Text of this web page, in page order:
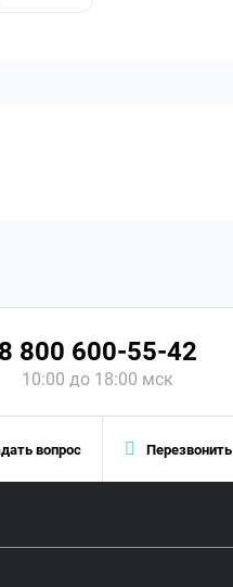
вопрос Перезвонить
8 800 600-55-42
10:00 до 18:00 мск